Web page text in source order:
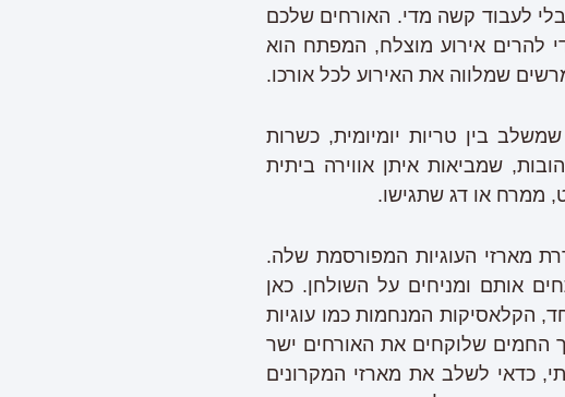
לעבוד קשה מדי. האורחים שלכם
להרים אירוע מוצלח, המפתח הוא
שמלווה את האירוע לכל אורכו.
בין טריות יומיומית, כשרות
שמביאות איתן אווירה ביתית
ממרח או דג שתגישו.
מארזי העוגיות המפורסמת שלה.
אותם ומניחים על השולחן. כאן
הקלאסיקות המנחמות כמו עוגיות
החמים שלוקחים את האורחים ישר
כדאי לשלב את מארזי המקרונים